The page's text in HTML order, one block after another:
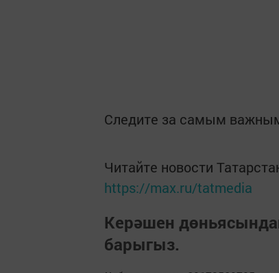
Следите за самым
Читайте новости
https://max.ru/tatmedia
Керәшен
барыгыз.